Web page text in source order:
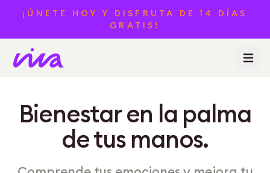
¡ÚNETE HOY Y DISFRUTA DE 14 DÍAS
GRATIS!
Abrir
Bienestar en la palma
de tus manos.